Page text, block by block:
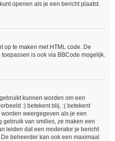
openen als je een bericht plaatst.
op te maken met HTML code. De
is ook via BBCode mogelijk.
kunnen worden om een
:) betekent blij, :( betekent
weergegeven als je een
gebruik van smilies, ze maken een
leiden dat een moderator je bericht
beheerder kan ook een maximaal